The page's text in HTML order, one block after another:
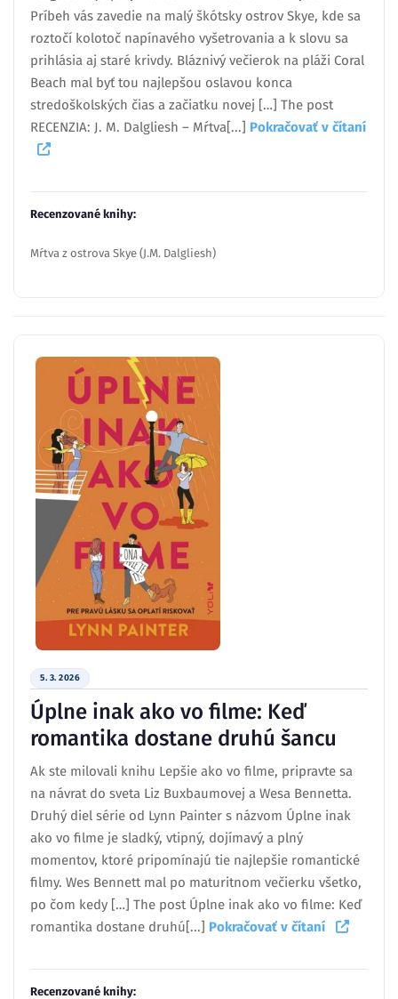
Príbeh vás zavedie na malý škótsky ostrov Skye, kde sa
roztočí kolotoč napínavého vyšetrovania a k slovu sa
prihlásia aj staré krivdy. Bláznivý večierok na pláži Coral
Beach mal byť tou najlepšou oslavou konca
stredoškolských čias a začiatku novej […] The post
RECENZIA: J. M. Dalgliesh – Mŕtva[...] Pokračovať v čítaní
Recenzované knihy:
Mŕtva z ostrova Skye (J.M. Dalgliesh)
5. 3. 2026
Úplne inak ako vo filme: Keď
romantika dostane druhú šancu
Ak ste milovali knihu Lepšie ako vo filme, pripravte sa
na návrat do sveta Liz Buxbaumovej a Wesa Bennetta.
Druhý diel série od Lynn Painter s názvom Úplne inak
ako vo filme je sladký, vtipný, dojímavý a plný
momentov, ktoré pripomínajú tie najlepšie romantické
filmy. Wes Bennett mal po maturitnom večierku všetko,
po čom kedy […] The post Úplne inak ako vo filme: Keď
romantika dostane druhú[...] Pokračovať v čítaní
Recenzované knihy: